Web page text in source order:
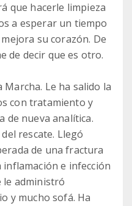
que hacerle limpieza
a esperar un tiempo
su corazón. De
de decir que es otro.
Le ha salido la
con tratamiento y
de nueva analítica.
rescate. Llegó
de una fractura
e infección
le administró
y mucho sofá. Ha